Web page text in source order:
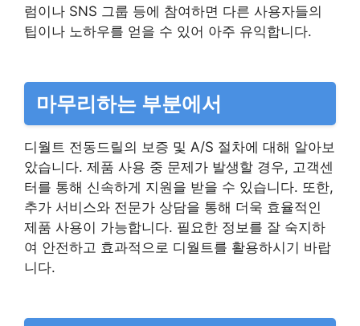
럼이나 SNS 그룹 등에 참여하면 다른 사용자들의
팁이나 노하우를 얻을 수 있어 아주 유익합니다.
마무리하는 부분에서
디월트 전동드릴의 보증 및 A/S 절차에 대해 알아보
았습니다. 제품 사용 중 문제가 발생할 경우, 고객센
터를 통해 신속하게 지원을 받을 수 있습니다. 또한,
추가 서비스와 전문가 상담을 통해 더욱 효율적인
제품 사용이 가능합니다. 필요한 정보를 잘 숙지하
여 안전하고 효과적으로 디월트를 활용하시기 바랍
니다.